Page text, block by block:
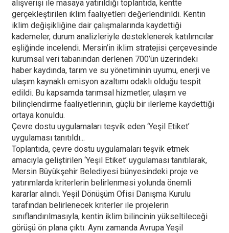
alışverişi ile masaya yatırıldığı toplantıda, kentte
gerçekleştirilen iklim faaliyetleri değerlendirildi. Kentin
iklim değişikliğine dair çalışmalarında kaydettiği
kademeler, durum analizleriyle desteklenerek katılımcılar
eşliğinde incelendi. Mersin’in iklim stratejisi çerçevesinde
kurumsal veri tabanından derlenen 700’ün üzerindeki
haber kaydında, tarım ve su yönetiminin uyumu, enerji ve
ulaşım kaynaklı emisyon azaltımı odaklı olduğu tespit
edildi. Bu kapsamda tarımsal hizmetler, ulaşım ve
bilinçlendirme faaliyetlerinin, güçlü bir ilerleme kaydettiği
ortaya konuldu.
Çevre dostu uygulamaları teşvik eden ‘Yeşil Etiket’
uygulaması tanıtıldı...
Toplantıda, çevre dostu uygulamaları teşvik etmek
amacıyla geliştirilen ‘Yeşil Etiket’ uygulaması tanıtılarak,
Mersin Büyükşehir Belediyesi bünyesindeki proje ve
yatırımlarda kriterlerin belirlenmesi yolunda önemli
kararlar alındı. Yeşil Dönüşüm Ofisi Danışma Kurulu
tarafından belirlenecek kriterler ile projelerin
sınıflandırılmasıyla, kentin iklim bilincinin yükseltileceği
görüşü ön plana çıktı. Aynı zamanda Avrupa Yeşil